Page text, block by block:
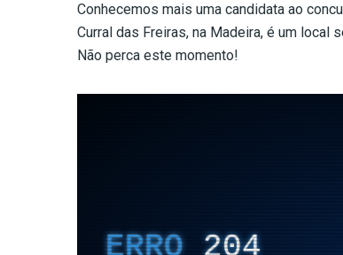
Conhecemos mais uma candidata ao
Curral das Freiras, na Madeira, é um local
Não perca este momento!